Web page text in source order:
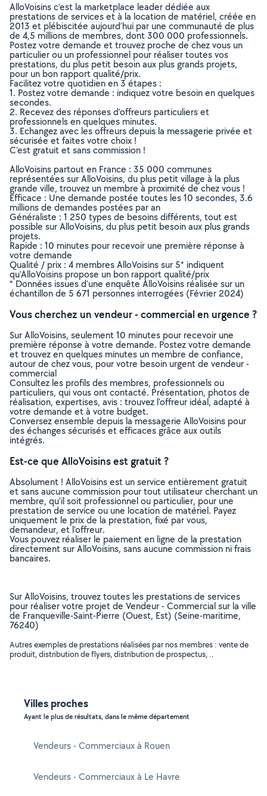
AlloVoisins c’est la marketplace leader dédiée aux
prestations de services et à la location de matériel, créée en
2013 et plébiscitée aujourd’hui par une communauté de plus
de 4,5 millions de membres, dont 300 000 professionnels.
Postez votre demande et trouvez proche de chez vous un
particulier ou un professionnel pour réaliser toutes vos
prestations, du plus petit besoin aux plus grands projets,
pour un bon rapport qualité/prix.
Facilitez votre quotidien en 3 étapes :
1. Postez votre demande : indiquez votre besoin en quelques
secondes.
2. Recevez des réponses d’offreurs particuliers et
professionnels en quelques minutes.
3. Echangez avec les offreurs depuis la messagerie privée et
sécurisée et faites votre choix !
C’est gratuit et sans commission !
AlloVoisins partout en France : 35 000 communes
représentées sur AlloVoisins, du plus petit village à la plus
grande ville, trouvez un membre à proximité de chez vous !
Efficace : Une demande postée toutes les 10 secondes, 3.6
millions de demandes postées par an
Généraliste : 1 250 types de besoins différents, tout est
possible sur AlloVoisins, du plus petit besoin aux plus grands
projets.
Rapide : 10 minutes pour recevoir une première réponse à
votre demande
Qualité / prix : 4 membres AlloVoisins sur 5* indiquent
qu’AlloVoisins propose un bon rapport qualité/prix
* Données issues d’une enquête AlloVoisins réalisée sur un
échantillon de 5 671 personnes interrogées (Février 2024)
Vous cherchez un vendeur - commercial en urgence ?
Sur AlloVoisins, seulement 10 minutes pour recevoir une
première réponse à votre demande. Postez votre demande
et trouvez en quelques minutes un membre de confiance,
autour de chez vous, pour votre besoin urgent de vendeur -
commercial
Consultez les profils des membres, professionnels ou
particuliers, qui vous ont contacté. Présentation, photos de
réalisation, expertises, avis : trouvez l'offreur idéal, adapté à
votre demande et à votre budget.
Conversez ensemble depuis la messagerie AlloVoisins pour
des échanges sécurisés et efficaces grâce aux outils
intégrés.
Est-ce que AlloVoisins est gratuit ?
Absolument ! AlloVoisins est un service entièrement gratuit
et sans aucune commission pour tout utilisateur cherchant un
membre, qu’il soit professionnel ou particulier, pour une
prestation de service ou une location de matériel. Payez
uniquement le prix de la prestation, fixé par vous,
demandeur, et l’offreur.
Vous pouvez réaliser le paiement en ligne de la prestation
directement sur AlloVoisins, sans aucune commission ni frais
bancaires.
Sur AlloVoisins, trouvez toutes les prestations de services
pour réaliser votre projet de Vendeur - Commercial sur la ville
de Franqueville-Saint-Pierre (Ouest, Est) (Seine-maritime,
76240)
Autres exemples de prestations réalisées par nos membres : vente de
produit, distribution de flyers, distribution de prospectus, ..
Villes proches
Ayant le plus de résultats, dans le même département
Vendeurs - Commerciaux à Rouen
Vendeurs - Commerciaux à Le Havre